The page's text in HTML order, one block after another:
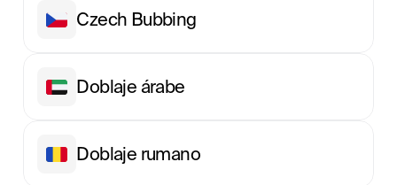
Сzech Вubbing
Doblaje árabe
Doblaje rumano